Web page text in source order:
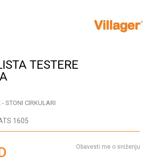
TESTERE
STONI CIRKULARI
1605
Obavesti me o sniženju